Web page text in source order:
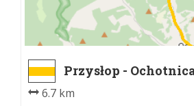
Przysłop -
6.7 km